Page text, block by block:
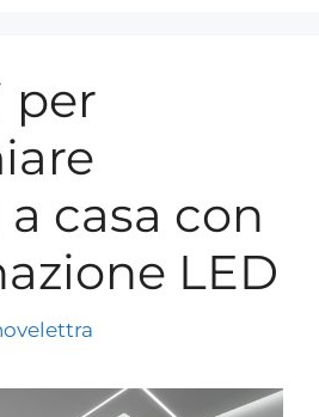
per
casa con
LED